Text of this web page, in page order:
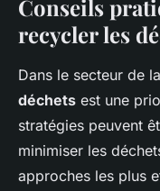
Conseils
recycler les
Dans le secteur de
déchets est une
stratégies peuvent
minimiser les
approches les plus